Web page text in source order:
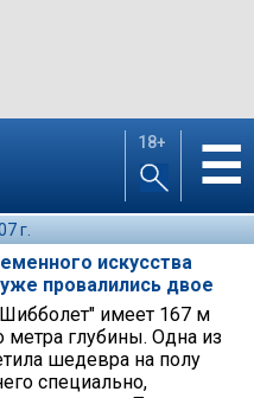
18+ ☰
г.
искусства
провалились двое
имеет 167 м
глубины. Одна из
шедевра на полу
специально,